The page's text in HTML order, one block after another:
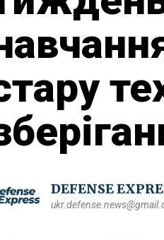
DEFENSE